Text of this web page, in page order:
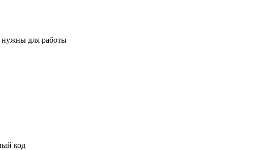
нужны для работы
код